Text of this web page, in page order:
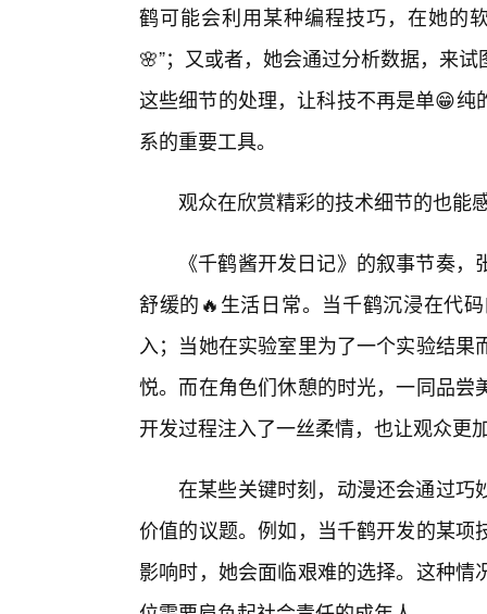
鹤可能会利用某种编程技巧，在她的
🌸”；又或者，她会通过分析数据，来
这些细节的处理，让科技不再是单😁
系的重要工具。
观众在欣赏精彩的技术细节的也能
《千鹤酱开发日记》的叙事节奏
舒缓的🔥生活日常。当千鹤沉浸在代
入；当她在实验室里为了一个实验结
悦。而在角色们休憩的时光，一同品
开发过程注入了一丝柔情，也让观众更
在某些关键时刻，动漫还会通过巧
价值的议题。例如，当千鹤开发的某
影响时，她会面临艰难的选择。这种